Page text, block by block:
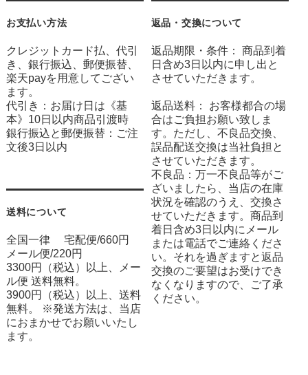
お支払い方法
クレジットカード払、代引
き、銀行振込、郵便振替、
楽天payを用意してござい
ます。
代引き：お届け日は《基
本》10日以内商品引渡時
銀行振込と郵便振替：ご注
文後3日以内
送料について
全国一律 宅配便/660円
メール便/220円
3300円（税込）以上、メー
ル便 送料無料。
3900円（税込）以上、送料
無料。 ※発送方法は、当店
におまかせでお願いいたし
ます。
返品・交換について
返品期限・条件： 商品到着
日含め3日以内に申し出と
させていただきます。
返品送料： お客様都合の場
合はご負担お願い致しま
す。ただし、不良品交換、
誤品配送交換は当社負担と
させていただきます。
不良品：万一不良品等がご
ざいましたら、当店の在庫
状況を確認のうえ、交換さ
せていただきます。商品到
着日含め3日以内にメール
または電話でご連絡くださ
い。それを過ぎますと返品
交換のご要望はお受けでき
なくなりますので、ご了承
ください。